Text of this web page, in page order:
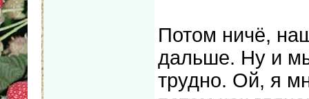
Потом ничё,
дальше. Ну и
трудно. Ой, я